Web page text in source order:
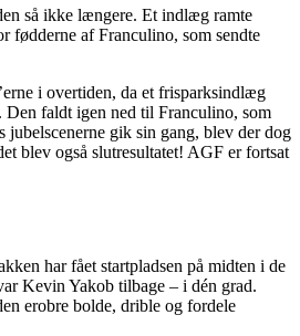
så ikke længere. Et indlæg ramte
fødderne af Franculino, som sendte
i overtiden, da et frisparksindlæg
faldt igen ned til Franculino, som
jubelscenerne gik sin gang, blev der dog
blev også slutresultatet! AGF er fortsat
har fået startpladsen på midten i de
Kevin Yakob tilbage – i dén grad.
erobre bolde, drible og fordele